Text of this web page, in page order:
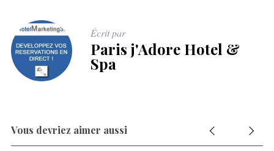
Écrit par
Paris j'Adore Hotel &
Spa
Vous devriez aimer aussi